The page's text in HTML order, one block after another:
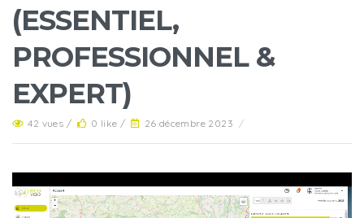
(ESSENTIEL,
PROFESSIONNEL &
EXPERT)
42 vues / 0 like / 26 décembre 2023 /
vidéo